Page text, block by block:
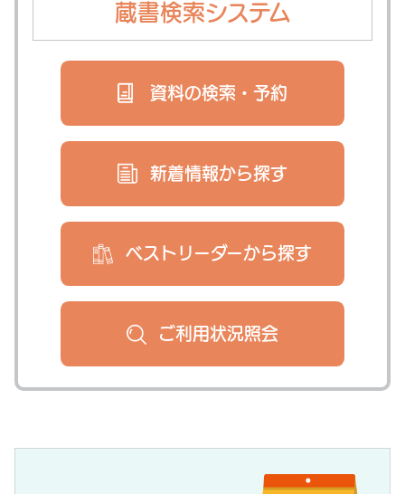
蔵書検索システム
資料の検索・ 予約
新着情報から探す
ベストリーダーから探す
ご利用状況照会